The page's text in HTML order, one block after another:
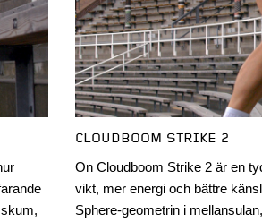
CLOUDBOOM STRIKE 2
On Cloudboom Strike 2 är en
vikt, mer energi och bättre
Sphere-geometrin i